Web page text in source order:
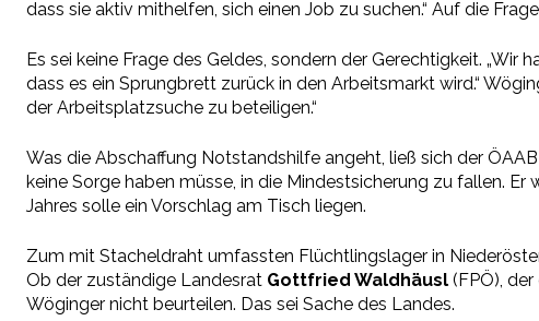
dass sie aktiv mithelfen, sich einen Job zu suchen.“ Auf die
Es sei keine Frage des Geldes, sondern der Gerechtigkeit.
dass es ein Sprungbrett zurück in den Arbeitsmarkt wird.“
der Arbeitsplatzsuche zu beteiligen.“
Was die Abschaffung Notstandshilfe angeht, ließ sich der
keine Sorge haben müsse, in die Mindestsicherung zu fallen.
Jahres solle ein Vorschlag am Tisch liegen.
Zum mit Stacheldraht umfassten Flüchtlingslager in
Ob der zuständige Landesrat Gottfried Waldhäusl (FPÖ),
Wöginger nicht beurteilen. Das sei Sache des Landes.